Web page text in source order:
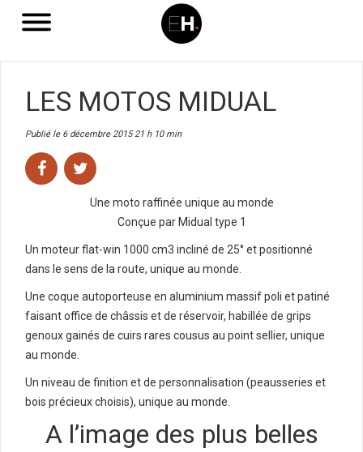
LES MOTOS MIDUAL
Publié le 6 décembre 2015 21 h 10 min
Une moto raffinée unique au monde
Conçue par Midual type 1
Un moteur flat-win 1000 cm3 incliné de 25° et positionné
dans le sens de la route, unique au monde.
Une coque autoporteuse en aluminium massif poli et patiné
faisant office de châssis et de réservoir, habillée de grips
genoux gainés de cuirs rares cousus au point sellier, unique
au monde.
Un niveau de finition et de personnalisation (peausseries et
bois précieux choisis), unique au monde.
A l’image des plus belles